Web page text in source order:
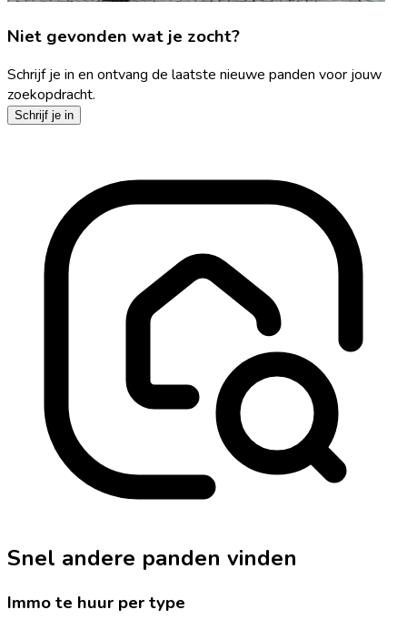
Niet gevonden wat je zocht?
Schrijf je in en ontvang de laatste nieuwe panden voor jouw
zoekopdracht.
Schrijf je in
Snel andere panden vinden
Immo te huur per type